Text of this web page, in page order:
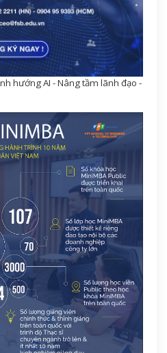
hướng AI - Nâng tầm lãnh đạo -